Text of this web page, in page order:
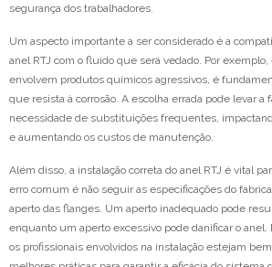
segurança dos trabalhadores.
Um aspecto importante a ser considerado é a
anel RTJ com o fluido que será vedado. Por
envolvem produtos químicos agressivos, é
que resista à corrosão. A escolha errada pode levar a
necessidade de substituições frequentes,
e aumentando os custos de manutenção.
Além disso, a instalação correta do anel RTJ é vital
erro comum é não seguir as especificações do
aperto das flanges. Um aperto inadequado pode
enquanto um aperto excessivo pode danificar o anel.
os profissionais envolvidos na instalação estejam